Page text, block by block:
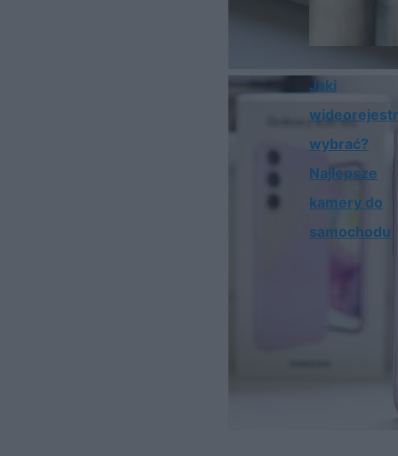
Jaki
wybrać?
Najlepsze
kamery do
samochodu